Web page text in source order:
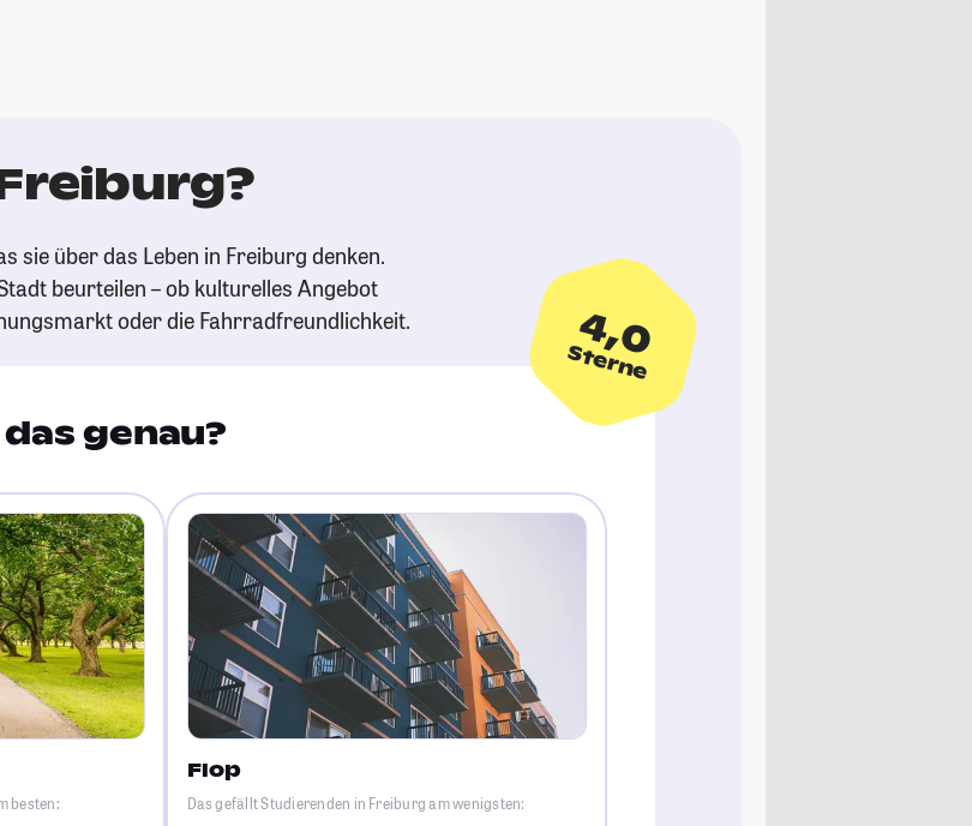
sie über das Leben in Freiburg denken.
beurteilen – ob kulturelles Angebot
oder die Fahrradfreundlichkeit.
4,0
Sterne
genau?
besten:
Flop
Das gefällt Studierenden in Freiburg am wenigsten: